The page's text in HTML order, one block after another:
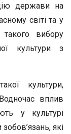
держави на
світі та у
такого вибору
культури з
культури,
вплив
у культурі
які